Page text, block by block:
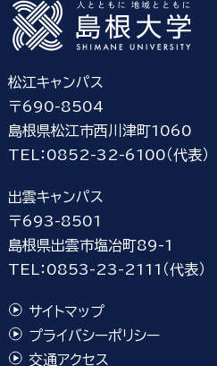
松江キャンパス
〒690-8504
島根県松江市西川津町1060
TEL：0852-32-6100（代表）
出雲キャンパス
〒693-8501
島根県出雲市塩冶町89-1
TEL：0853-23-2111（代表）
サイトマップ
プライバシーポリシー
交通アクセス